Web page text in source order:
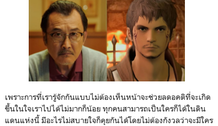
เพราะการที่เรารู้จักกันแบบไม่ต้องเห็นหน้าจะช่วยลดอคติที่จะเกิด
ขึ้นในใจเราไปได้ไม่มากก็น้อย ทุกคนสามารถเป็นใครก็ได้ในดิน
แดนแห่งนี้ มีอะไรไม่สบายใจก็คุยกันได้โดยไม่ต้องกังวลว่าจะมีใคร